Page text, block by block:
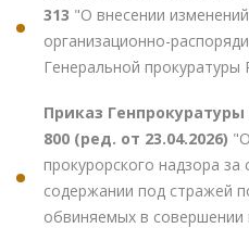
313 "О внесении
организационно-
Генеральной
Приказ Генпрокуратуры
800 (ред. от 23.04.2026)
прокурорского надзора
содержании под стражей
обвиняемых в совершении